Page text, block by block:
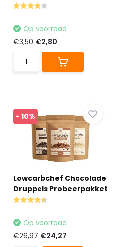
Op voorraad
€3,50 €2,80
- 10%
Lowcarbchef Chocolade
Druppels Probeerpakket
Op voorraad
€26,97 €24,27